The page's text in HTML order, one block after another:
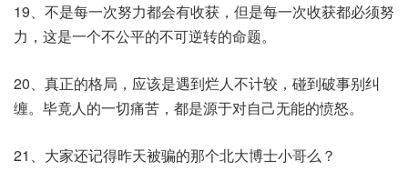
19、不是每一次努力都会有收获，但是每一次收获都必须努
力，这是一个不公平的不可逆转的命题。
20、真正的格局，应该是遇到烂人不计较，碰到破事别纠
缠。毕竟人的一切痛苦，都是源于对自己无能的愤怒。
21、大家还记得昨天被骗的那个北大博士小哥么？